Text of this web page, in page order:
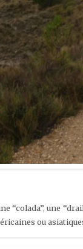
“colada”, une
ou